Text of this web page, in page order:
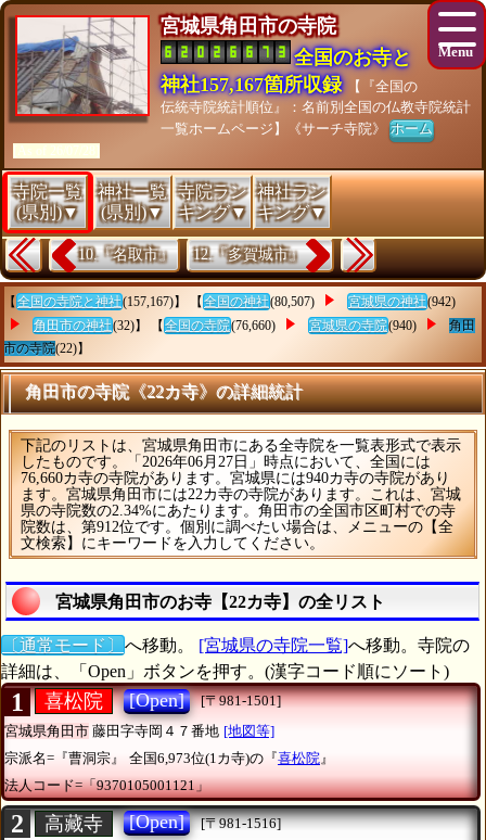
宮城県角田市の寺院
全国のお寺と
神社157,167箇所収録
【『全国の
伝統寺院統計順位』：名前別全国の仏教寺院統計
一覧ホームページ】《サーチ寺院》ホーム
[As of 26/07/28]
寺院一覧
(県別)▼
神社一覧
(県別)▼
寺院ラン
キング▼
神社ラン
キング▼
10.『名取市』 12.『多賀城市』
【 全国の寺院と神社(157,167)】 【 全国の神社(80,507) 宮城県の神社(942)
角田市の神社(32)】 【 全国の寺院(76,660) 宮城県の寺院(940)
角田
市の寺院(22)】
角田市の寺院《22カ寺》の詳細統計
下記のリストは、宮城県角田市にある全寺院を一覧表形式で表示
したものです。「2026年06月27日」時点において、全国には
76,660カ寺の寺院があります。宮城県には940カ寺の寺院があり
ます。宮城県角田市には22カ寺の寺院があります。これは、宮城
県の寺院数の2.34%にあたります。角田市の全国市区町村での寺
院数は、第912位です。個別に調べたい場合は、メニューの【全
文検索】にキーワードを入力してください。
宮城県角田市のお寺【22カ寺】の全リスト
〔通常モード〕 へ移動。 [宮城県の寺院一覧]へ移動。寺院の
詳細は、「Open」ボタンを押す。(漢字コード順にソート)
1 喜松院 [Open]
[〒981-1501]
宮城県角田市 藤田字寺岡４７番地 [地図等]
宗派名=『曹洞宗』
全国6,973位(1カ寺)の『喜松院 』
法人コード=「9370105001121」
2 高藏寺 [Open]
[〒981-1516]